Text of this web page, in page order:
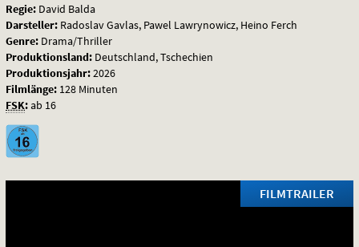
Regie: David Balda
Darsteller: Radoslav Gavlas, Pawel Lawrynowicz, Heino Ferch
Genre: Drama/Thriller
Produktionsland: Deutschland, Tschechien
Produktionsjahr:2026
Filmlänge: 128 Minuten
FSK:ab 16
FILMTRAILER